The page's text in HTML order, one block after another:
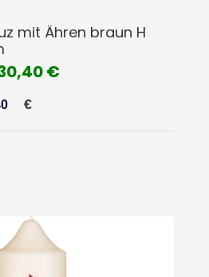
mit Ähren braun H
€
€